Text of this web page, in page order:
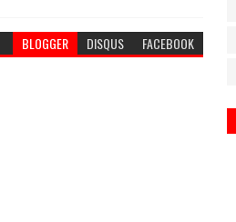
BLOGGER DISQUS FACEBOOK